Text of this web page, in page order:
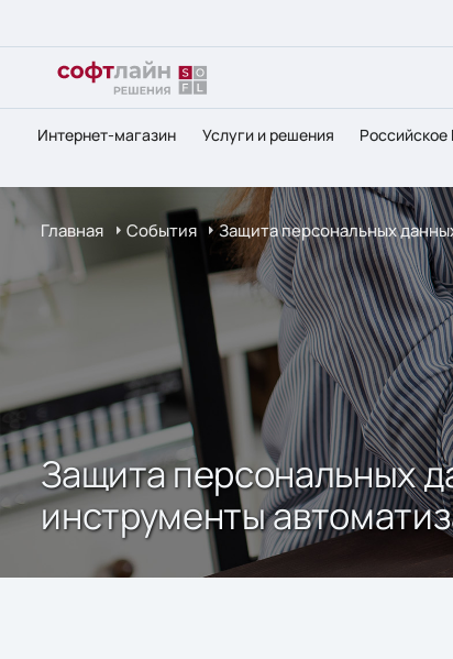
Интернет-магазин Услуги и решения
Главная События Защита персональных
Защита персональных
инструменты